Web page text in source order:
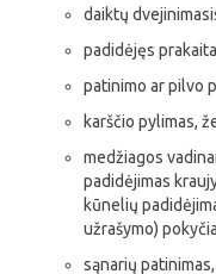
daiktų
padidėjęs
patinimo ar pilvo
karščio pylimas,
medžiagos
padidėjimas
kūnelių
užrašymo)
sąnarių